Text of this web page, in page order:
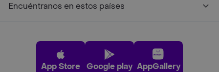
Encuéntranos en estos países
App Store Google play AppGallery